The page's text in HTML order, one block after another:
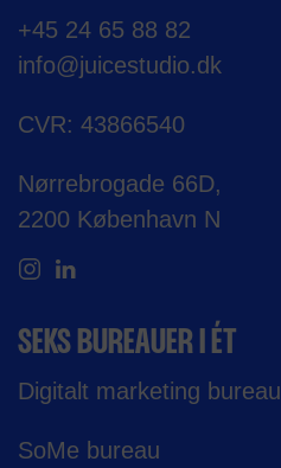
+45 24 65 88 82
info@juicestudio.dk
CVR: 43866540
Nørrebrogade 66D,
2200 København N
SEKS BUREAUER I ÉT
Digitalt marketing bureau
SoMe bureau